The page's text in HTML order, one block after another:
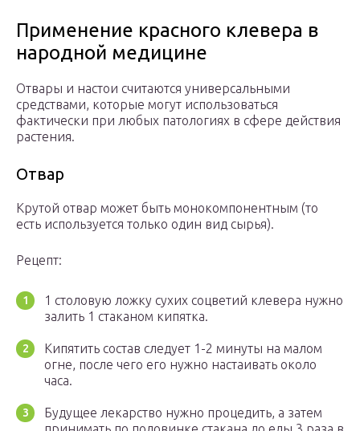
Применение красного клевера в
народной медицине
Отвары и настои считаются универсальными
средствами, которые могут использоваться
фактически при любых патологиях в сфере действия
растения.
Отвар
Крутой отвар может быть монокомпонентным (то
есть используется только один вид сырья).
Рецепт:
1 столовую ложку сухих соцветий клевера нужно
залить 1 стаканом кипятка.
Кипятить состав следует 1-2 минуты на малом
огне, после чего его нужно настаивать около
часа.
Будущее лекарство нужно процедить, а затем